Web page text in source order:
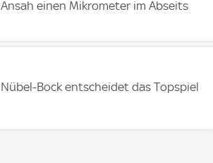
Ansah einen Mikrometer im Abseits
Nübel-Bock entscheidet das Topspiel